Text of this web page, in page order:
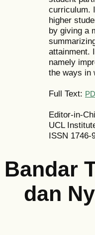
curriculum.
higher
by giving a
attainment.
namely
the ways in
Full Text:
Editor-in-
UCL
ISSN 1746-
Bandar
dan